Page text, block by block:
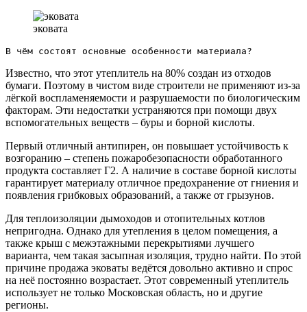
эковата
В чём состоят основные особенности материала?
Известно, что этот утеплитель на 80% создан из отходов
бумаги. Поэтому в чистом виде строители не применяют из-за
лёгкой воспламеняемости и разрушаемости по биологическим
факторам. Эти недостатки устраняются при помощи двух
вспомогательных веществ – буры и борной кислоты.
Первый отличный антипирен, он повышает устойчивость к
возгоранию – степень пожаробезопасности обработанного
продукта составляет Г2. А наличие в составе борной кислоты
гарантирует материалу отличное предохранение от гниения и
появления грибковых образований, а также от грызунов.
Для теплоизоляции дымоходов и отопительных котлов
непригодна. Однако для утепления в целом помещения, а
также крыш с межэтажными перекрытиями лучшего
варианта, чем такая засыпная изоляция, трудно найти. По этой
причине продажа эковаты ведётся довольно активно и спрос
на неё постоянно возрастает. Этот современный утеплитель
использует не только Московская область, но и другие
регионы.